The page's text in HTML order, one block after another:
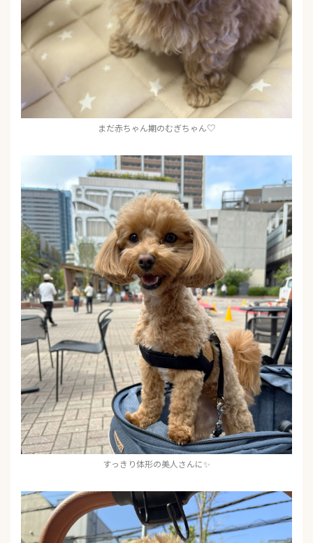
まだ赤ちゃん期のむぎちゃん♡
すっきり体形の美人さんに✨